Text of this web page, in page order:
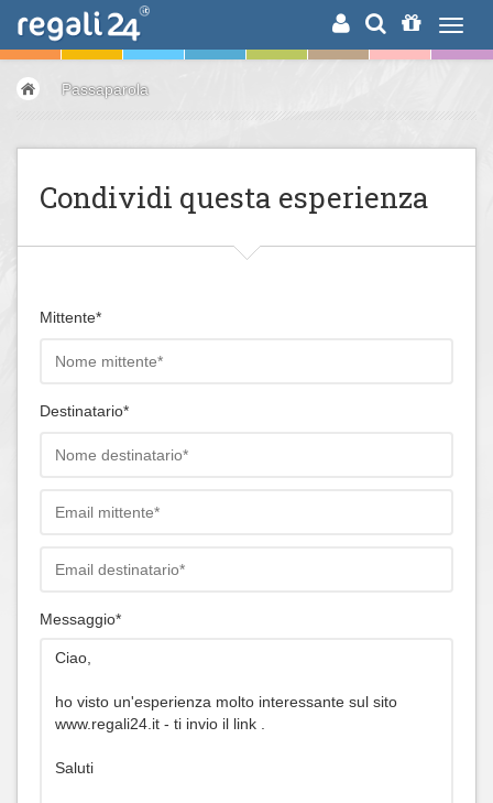
RICERCA
Passaparola
Condividi questa esperienza
Mittente*
Destinatario*
Messaggio*